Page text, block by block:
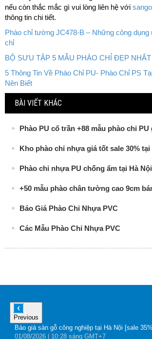
nếu còn thắc mắc gì vui lòng liên hệ với
thông tin chi tiết.
Phào chỉ tường JC478-B – Những công dụng
chỉ
BỘ SƯU TẬP 5 MẪU PHÀO CHỈ ĐẸP NHẤT
5 Thông Tin Về Phào Chỉ PU- Phào Chỉ PS
Nên Biết
BÀI VIẾT KHÁC
Phào PU cổ trần +88 mẫu phào chỉ PU
Kho phào chỉ nhựa giá tốt sale 30% tại
Phào chỉ nhựa PU chống ẩm tại Hà
+50 mẫu phào chân tường cao 9cm
Báo Giá Phào Chỉ Nhựa PVC
Các Mẫu Phào Chỉ Nhựa PVC
Previous
Báo giá sàn gỗ công nghiệp tại Hà Nội [sale
01 /08/2026 | 10:28 sáng GMT+7